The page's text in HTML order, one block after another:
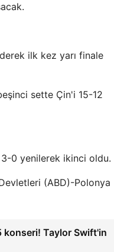
ilk kez yarı finale
sette Çin'i 15-12
0 yenilerek ikinci oldu.
(ABD)-Polonya
konseri! Taylor Swift'in